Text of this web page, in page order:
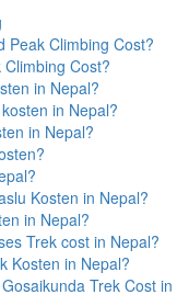
Peak Climbing Cost?
Cost?
in Nepal?
in Nepal?
in Nepal?
Kosten in Nepal?
in Nepal?
Trek cost in Nepal?
Kosten in Nepal?
Trek Cost in